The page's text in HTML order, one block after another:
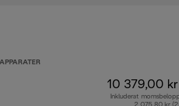
10 379,00 kr
Inkluderat